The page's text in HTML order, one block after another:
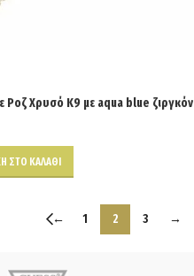
Ροζ Χρυσό Κ9 με aqua blue ζιργκόν
ΣΤΟ ΚΑΛΆΘΙ
← 1 2 3 →